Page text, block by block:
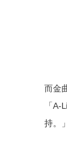
而金
「
持。」